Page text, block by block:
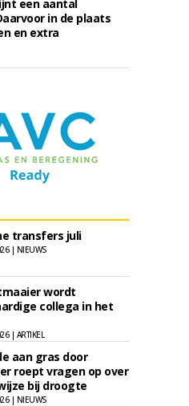
een aantal
in de plaats
en extra
transfers juli
| NIEUWS
wordt
collega in het
| ARTIKEL
aan gras door
roept vragen op over
bij droogte
| NIEUWS